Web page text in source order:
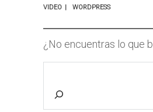
VIDEO WORDPRESS
¿No encuentras lo que